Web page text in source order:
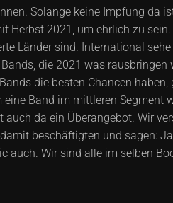
Solange keine Impfung da
Herbst 2021, um ehrlich zu
Länder sind. International
die 2021 was rausbringen
die besten Chancen
Band im mittleren Segment
da ein Überangebot. Wir
beschäftigten und sagen:
auch. Wir sind alle im selben